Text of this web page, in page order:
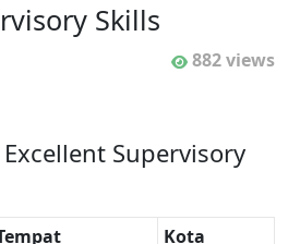
Skills
882 views
Supervisory
Kota